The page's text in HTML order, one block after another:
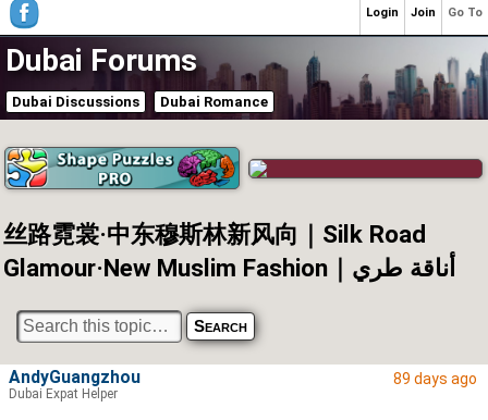
Dubai Forums
Dubai Discussions Dubai Romance
丝路霓裳·中东穆斯林新风向｜Silk Road
Glamour·New Muslim Fashion｜أناقة طري
89 days ago
AndyGuangzhou
Dubai Expat Helper
Go To
Join
Login